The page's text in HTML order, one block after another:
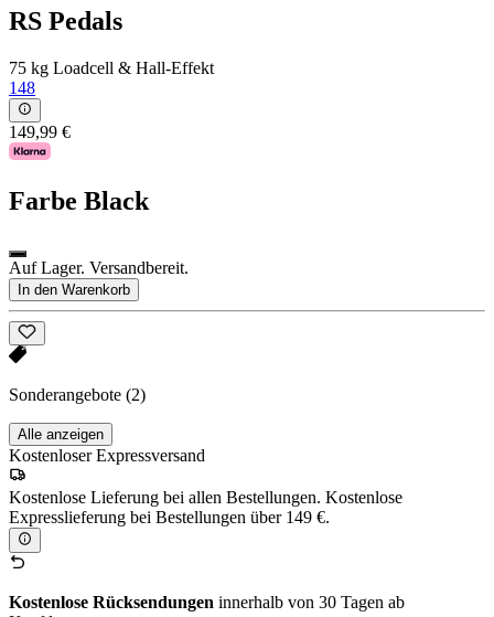
RS Pedals
75 kg Loadcell & Hall-Effekt
148
149,99 €
Farbe Black
Auf Lager. Versandbereit.
In den Warenkorb
Sonderangebote (2)
Alle anzeigen
Kostenloser Expressversand
Kostenlose Lieferung bei allen Bestellungen. Kostenlose
Expresslieferung bei Bestellungen über 149 €.
Kostenlose Rücksendungen innerhalb von 30 Tagen ab